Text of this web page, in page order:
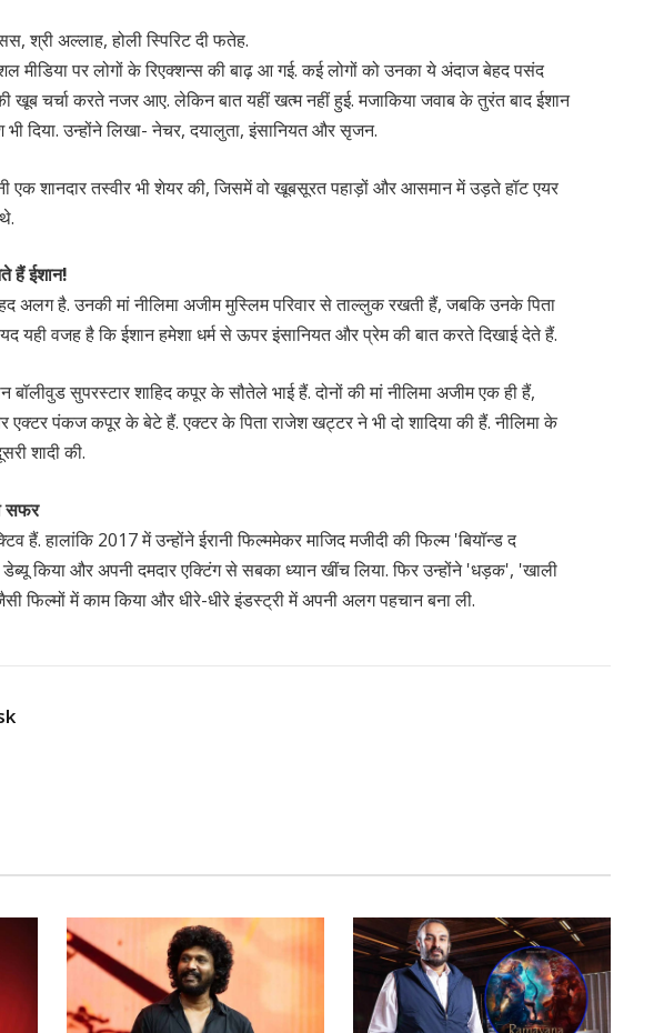
श्री अल्लाह, होली स्पिरिट दी फतेह.
मीडिया पर लोगों के रिएक्शन्स की बाढ़ आ गई. कई लोगों को उनका ये अंदाज बेहद पसंद
खूब चर्चा करते नजर आए. लेकिन बात यहीं खत्म नहीं हुई. मजाकिया जवाब के तुरंत बाद ईशान
दिया. उन्होंने लिखा- नेचर, दयालुता, इंसानियत और सृजन.
एक शानदार तस्वीर भी शेयर की, जिसमें वो खूबसूरत पहाड़ों और आसमान में उड़ते हॉट एयर
हैं ईशान!
अलग है. उनकी मां नीलिमा अजीम मुस्लिम परिवार से ताल्लुक रखती हैं, जबकि उनके पिता
यही वजह है कि ईशान हमेशा धर्म से ऊपर इंसानियत और प्रेम की बात करते दिखाई देते हैं.
सुपरस्टार शाहिद कपूर के सौतेले भाई हैं. दोनों की मां नीलिमा अजीम एक ही हैं,
एक्टर पंकज कपूर के बेटे हैं. एक्टर के पिता राजेश खट्टर ने भी दो शादिया की हैं. नीलिमा के
शादी की.
सफर
हैं. हालांकि 2017 में उन्होंने ईरानी फिल्ममेकर माजिद मजीदी की फिल्म 'बियॉन्ड द
किया और अपनी दमदार एक्टिंग से सबका ध्यान खींच लिया. फिर उन्होंने 'धड़क', 'खाली
फिल्मों में काम किया और धीरे-धीरे इंडस्ट्री में अपनी अलग पहचान बना ली.